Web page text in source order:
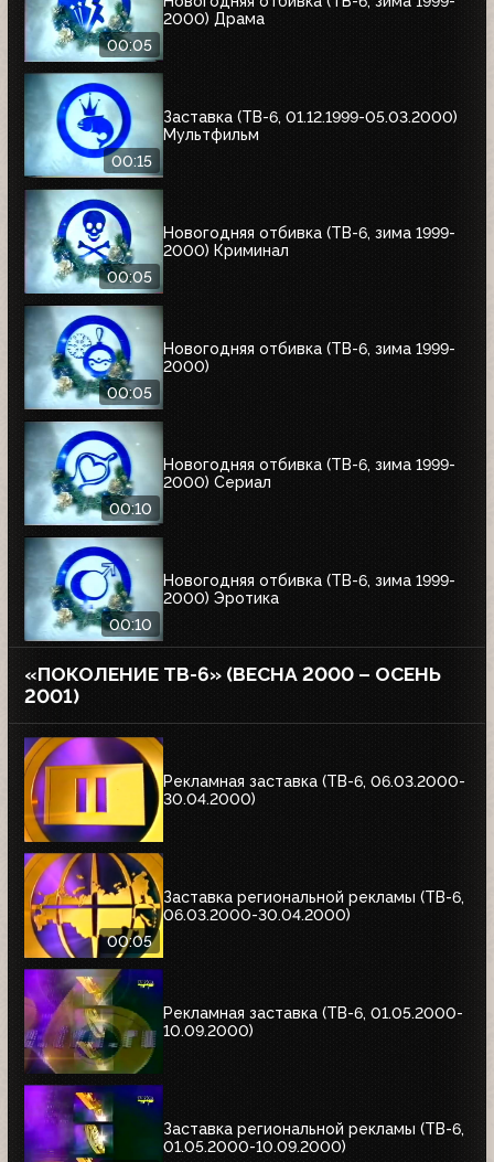
00:05
2000) Драма
00:15
Заставка (ТВ-6, 01.12.1999-05.03.2000)
Мультфильм
00:05
Новогодняя отбивка (ТВ-6, зима 1999-
2000) Криминал
00:05
Новогодняя отбивка (ТВ-6, зима 1999-
2000)
00:10
Новогодняя отбивка (ТВ-6, зима 1999-
2000) Сериал
00:10
Новогодняя отбивка (ТВ-6, зима 1999-
2000) Эротика
«ПОКОЛЕНИЕ ТВ-6» (ВЕСНА 2000 – ОСЕНЬ
2001)
Рекламная заставка (ТВ-6, 06.03.2000-
30.04.2000)
00:05
Заставка региональной рекламы (ТВ-6,
06.03.2000-30.04.2000)
Рекламная заставка (ТВ-6, 01.05.2000-
10.09.2000)
Заставка региональной рекламы (ТВ-6,
01.05.2000-10.09.2000)